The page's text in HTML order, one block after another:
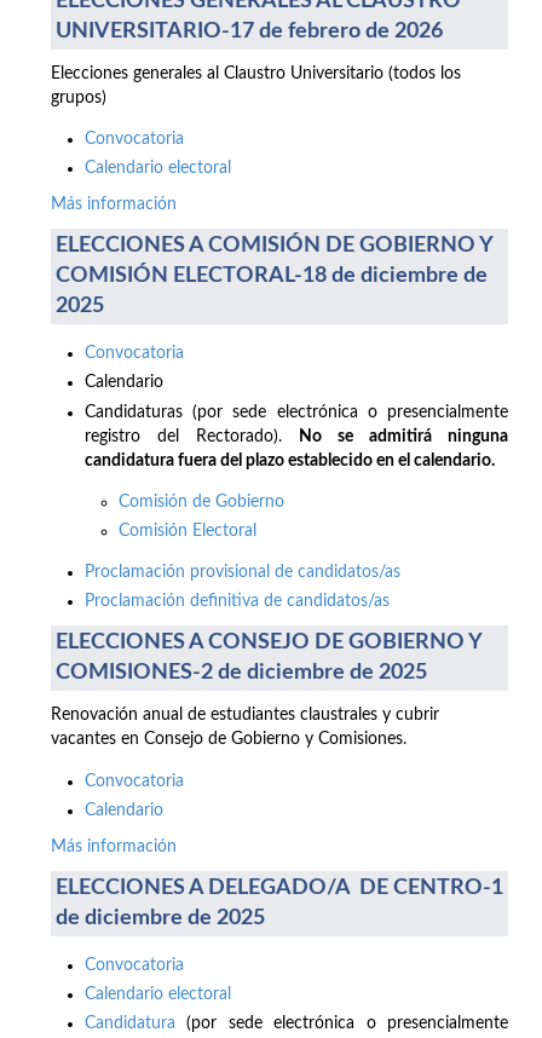
UNIVERSITARIO-17 de febrero de 2026
Elecciones generales al Claustro Universitario (todos los
grupos)
Convocatoria
Calendario electoral
Más información
ELECCIONES A COMISIÓN DE GOBIERNO Y
COMISIÓN ELECTORAL-18 de diciembre de
2025
Convocatoria
Calendario
Candidaturas (por sede electrónica o presencialmente
registro del Rectorado).
No se admitirá ninguna
candidatura fuera del plazo establecido en el calendario.
Comisión de Gobierno
Comisión Electoral
Proclamación provisional de candidatos/as
Proclamación definitiva de candidatos/as
ELECCIONES A CONSEJO DE GOBIERNO Y
COMISIONES-2 de diciembre de 2025
Renovación anual de estudiantes claustrales y cubrir
vacantes en Consejo de Gobierno y Comisiones.
Convocatoria
Calendario
Más información
ELECCIONES A DELEGADO/A DE CENTRO-1
de diciembre de 2025
Convocatoria
Calendario electoral
Candidatura (por sede electrónica o presencialmente